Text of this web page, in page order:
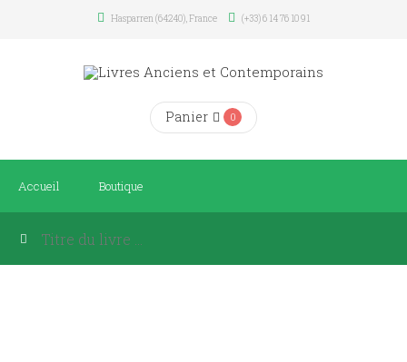
Hasparren (64240), France (+33) 6 14 76 10 91
Panier 0
Accueil Boutique